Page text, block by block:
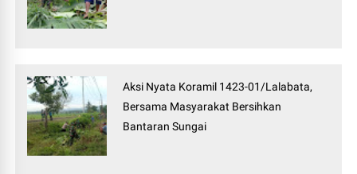
Aksi Nyata Koramil 1423-01/Lalabata,
Bersama Masyarakat Bersihkan
Bantaran Sungai